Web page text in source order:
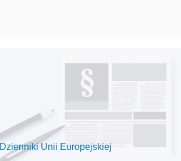
Dzienniki Unii Europejskiej